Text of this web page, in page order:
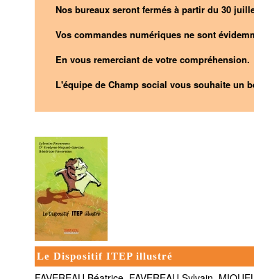
Nos bureaux seront fermés à partir du 30
Vos commandes numériques ne sont
En vous remerciant de votre compréhension.
L'équipe de Champ social vous souhaite un
Le Dispositif ITEP illustré